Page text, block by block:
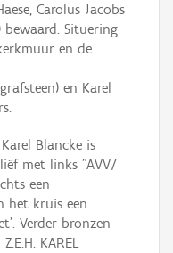
Carolus Jacobs
bewaard. Situering
en de
en Karel
Blancke is
met links "AVV/
een
het kruis een
Verder bronzen
KAREL